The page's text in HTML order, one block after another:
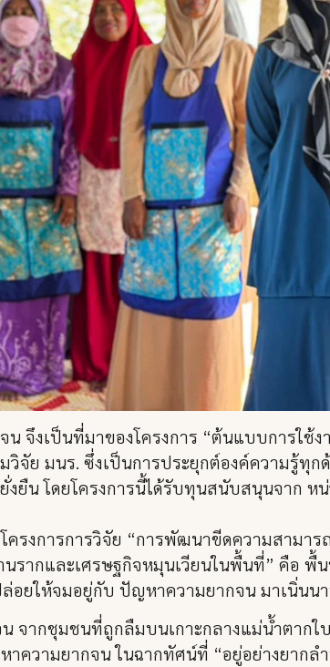
จึงเป็นที่มาของโครงการ “ต้นแบบการใช้
วิจัย มนร. ซึ่งเป็นการประยุกต์องค์ความรู้
งยืน โดยโครงการนี้ได้รับทุนสนับสนุนจาก
รงการการวิจัย “การพัฒนาขีดความสามา
รากและเศรษฐกิจหมุนเวียนในพื้นที่” คือ พื้
ล่อยให้จมอยู่กับ ปัญหาความยากจน มาเนิ่นน
จากชุมชนที่ถูกลืมบนเกาะกลางแม่น้ำตากใ
ความยากจน ในฉากทัศน์ที่ “อยู่อย่างยาก